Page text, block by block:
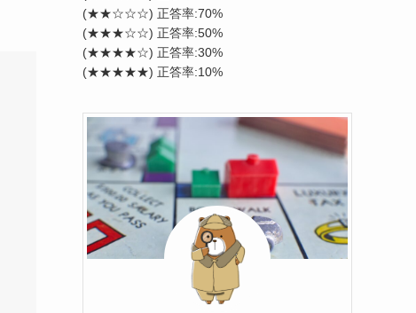
(★★☆☆☆) 正答率:70%
(★★★☆☆) 正答率:50%
(★★★★☆) 正答率:30%
(★★★★★) 正答率:10%